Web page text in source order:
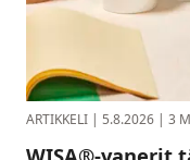
ARTIKKELI | 5.8.2026 | 3